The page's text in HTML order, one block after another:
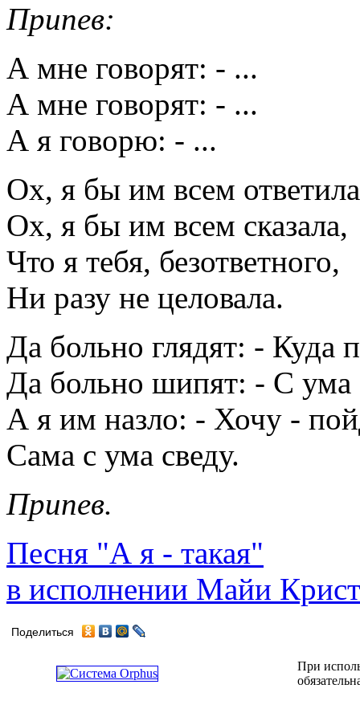
Припев:
А мне говорят: - ...
А мне говорят: - ...
А я говорю: - ...
Ох, я бы им всем
Ох, я бы им всем сказала,
Что я тебя, безответного,
Ни разу не целовала.
Да больно глядят: - Куда
Да больно шипят: - С
А я им назло: - Хочу -
Сама с ума сведу.
Припев.
Песня "А я - такая"
в исполнении Майи
Поделиться
При